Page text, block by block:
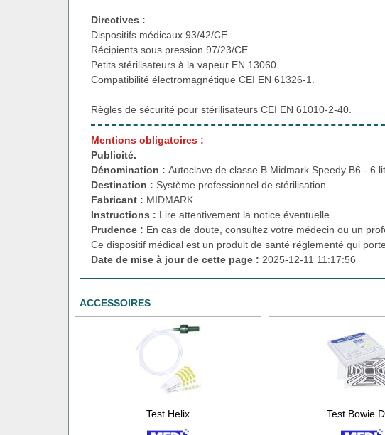
Directives :
Dispositifs médicaux 93/42/CE.
Récipients sous pression 97/23/CE.
Petits stérilisateurs à la vapeur EN 13060.
Compatibilité électromagnétique CEI EN 61326-1.
Règles de sécurité pour stérilisateurs CEI EN 61010-2-40.
Mentions obligatoires :
Publicité.
Dénomination : Autoclave de classe B Midmark Speedy B6 - 6
Destination : Système professionnel de stérilisation.
Fabricant : MIDMARK
Instructions : Lire attentivement la notice éventuelle.
Prudence : En cas de doute, consultez votre médecin ou un
Ce dispositif médical est un produit de santé réglementé qui
Date de mise à jour de cette page : 2025-12-11 11:17:56
ACCESSOIRES
Test Helix Test Bowie